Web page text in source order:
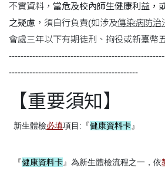
不實資料， 當危及校內師生健康利益，
之疑慮 ，須自行負責(如涉及傳染病防治
會處三年以下有期徒刑、拘役或新臺幣
--------------------------------------------
【重要須知】
新生體檢必填項目: 『健康資料卡』
『健康資料卡』 為新生體檢流程之一，依